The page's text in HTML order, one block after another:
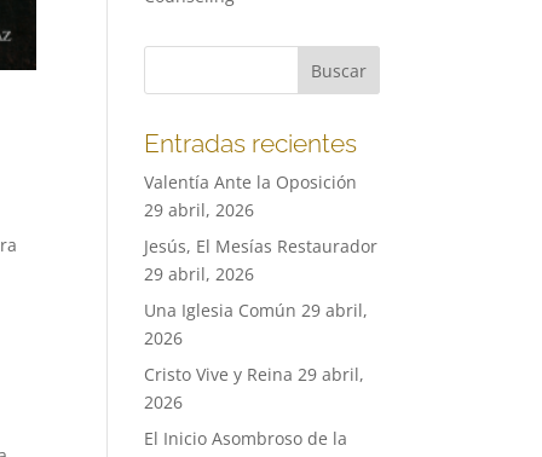
Entradas recientes
Valentía Ante la Oposición
29 abril, 2026
Jesús, El Mesías Restaurador
29 abril, 2026
Una Iglesia Común 29 abril,
2026
Cristo Vive y Reina 29 abril,
2026
El Inicio Asombroso de la